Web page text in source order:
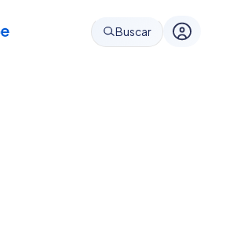
Buscar